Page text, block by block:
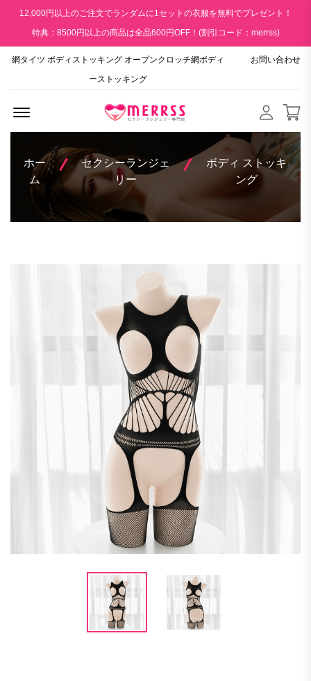
12,000円以上のご注文でランダムに1セットの衣服を無料でプレゼント！
特典：8500円以上の商品は全品600円OFF！(割引コード：merrss)
網タイツ ボディストッキング オープンクロッチ網ボディ
ーストッキング
お問い合わせ
ホー
ム
セクシーランジェ
リー
ボディ ストッキ
ング